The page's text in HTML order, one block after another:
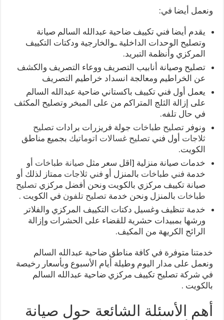
ونعمل أيضا في:
يقدم أيضا فني تكييف ضاحية عبدالله السالم صيانة
وتصليح الوحدات الداخلية ـوالخارجية ودكتات التكييف
المركزي وأنظمة التبريد.
تصليح وصيانة أنابيب التصريف ووعاء التصريف والكشف
عن الخراطيم ومعالجة انسداد خراطيم التصريف
يعمل أول فني تكييف باكستاني ضاحية عبدالله السالم
على إزالة الثلج المتراكم من على المبخر وتصليح المكثف
في حال تلفه.
ونوفرتصليح طباخات جولة فريزرات براداتتصليح
ثلاجات أول فني تصليح غسالات اتوماتيك بجميع مناطق
الكويت.
خدمات صيانة منزلية [اقل سعر مثلصيانة طباخات أو
خدمة فني طباخات بالمنزل أو فني ثلاجات ممتاز لذلك أو
صيانة تكييف مركزي بالكويت ونحن أفضل مركزيتصليح
طباخات بالمنزل ونحن خدمةتصليح تلفون في الكويت .
خدمة تنظيف وغسيل دكتات التكييف المركزي والفلاتر
ورشها بمبيدات حشرية للقضاء على الحشرات وإزالة
الرائح الكريهة من المكيف.
خدمتنا متوفرة في كافة مناطق ضاحية عبدالله السالم
ونعمل على مدار اليوم وطيلة أيام الأسبوع وبأسعار رخيصة
في شركة تصليح تكييف مركزي ضاحية عبدالله السالم
بالكويت .
أهم الأسئلة الشائعة حول صيانة